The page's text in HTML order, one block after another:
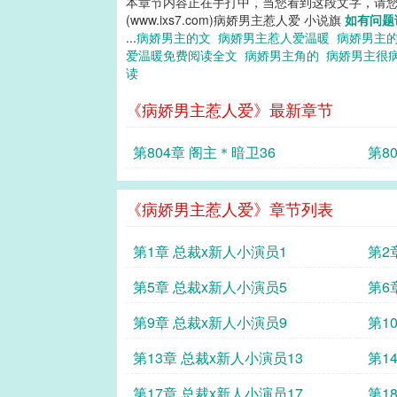
(www.ixs7.com)病娇男主惹人爱 小说旗 如有问
...病娇男主的文 病娇男主惹人爱温暖 病娇男主
爱温暖免费阅读全文 病娇男主角的 病娇男主很
读
《病娇男主惹人爱》最新章节
第804章 阁主＊暗卫36 第
《病娇男主惹人爱》章节列表
第1章 总裁x新人小演员1
第2
第5章 总裁x新人小演员5
第6
第9章 总裁x新人小演员9
第
第13章 总裁x新人小演员13
第